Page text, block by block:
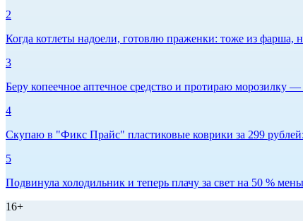
2
Когда котлеты надоели, готовлю праженки: тоже из фарша,
3
Беру копеечное аптечное средство и протираю морозилку —
4
Скупаю в "Фикс Прайс" пластиковые коврики за 299
5
Подвинула холодильник и теперь плачу за свет на 50 %
16+